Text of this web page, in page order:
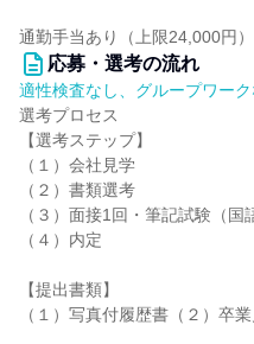
通勤手当あり（上限24,000円）
応募・選考の流れ
適性検査なし、グループワーク
選考プロセス
【選考ステップ】
（１）会社見学
（２）書類選考
（３）面接1回・筆記試験（国
（４）内定
【提出書類】
（１）写真付履歴書（２）卒